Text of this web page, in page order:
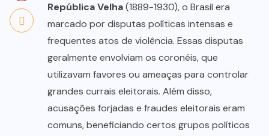
República Velha(1889-1930), o Brasil era
marcado por disputas políticas intensas e
frequentes atos de violência. Essas disputas
geralmente envolviam os coronéis, que
utilizavam favores ou ameaças para controlar
grandes currais eleitorais. Além disso,
acusações forjadas e fraudes eleitorais eram
comuns, beneficiando certos grupos políticos